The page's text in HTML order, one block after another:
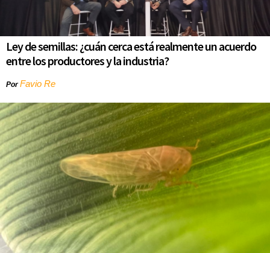
Ley de semillas: ¿cuán cerca está realmente un acuerdo
entre los productores y la industria?
PorFavio Re